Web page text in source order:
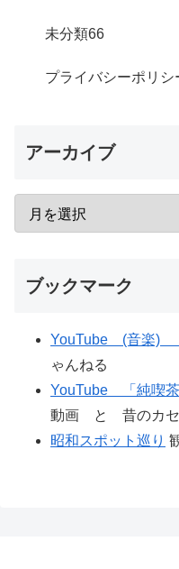
未分類66
プライバシーポリシ
アーカイブ
ブックマーク
YouTube (音楽)
ゃんねる
YouTube 「純喫茶
動画 と 昔のカセ
昭和スポット巡り